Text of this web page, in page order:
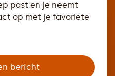
past en je neemt
op met je favoriete
bericht